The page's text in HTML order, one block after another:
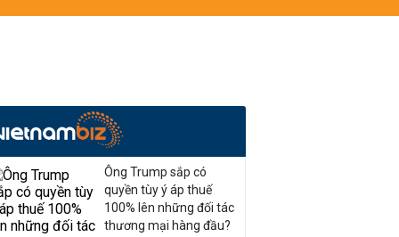
Ông Trump sắp có
quyền tùy ý áp thuế
100% lên những đối tác
thương mại hàng đầu?